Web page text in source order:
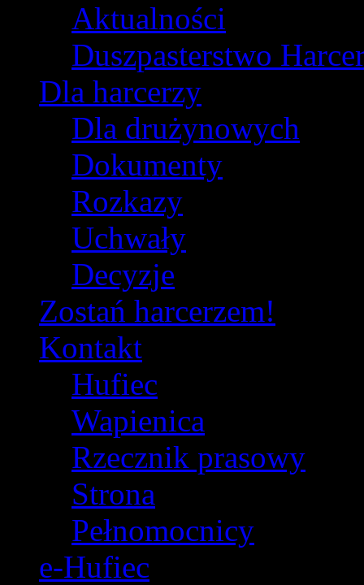
Aktualności
Duszpasterstwo
Dla harcerzy
Dla drużynowych
Dokumenty
Rozkazy
Uchwały
Decyzje
Zostań harcerzem!
Kontakt
Hufiec
Wapienica
Rzecznik prasowy
Strona
Pełnomocnicy
e-Hufiec